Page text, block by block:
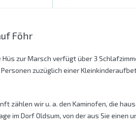
Föhr
zur Marsch verfügt über 3
zuzüglich einer
zählen wir u. a. den Kaminofen, die
im Dorf Oldsum, von der aus Sie einen